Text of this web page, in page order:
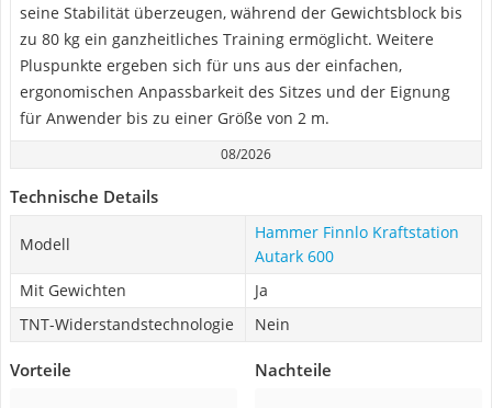
seine Stabilität überzeugen, während der Gewichtsblock bis
zu 80 kg ein ganzheitliches Training ermöglicht. Weitere
Pluspunkte ergeben sich für uns aus der einfachen,
ergonomischen Anpassbarkeit des Sitzes und der Eignung
für Anwender bis zu einer Größe von 2 m.
08/2026
Technische Details
Modell
Hammer Finnlo Kraftstation
Autark 600
Mit Gewichten
Ja
TNT-Widerstandstechnologie
Nein
Vorteile Nachteile